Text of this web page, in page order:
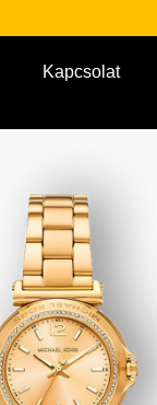
Kapcsolat